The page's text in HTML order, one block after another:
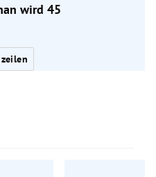
wird 45